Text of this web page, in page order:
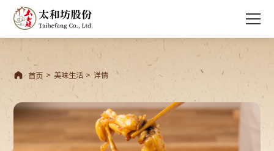
 首页 > 美味生活 > 详情